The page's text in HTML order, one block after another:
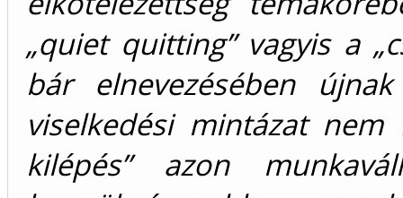
„quiet quitting” vagyis a
bár elnevezésében
viselkedési mintázat
kilépés” azon